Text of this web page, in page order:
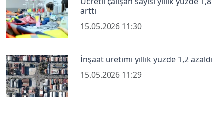
arttı
15.05.2026 11:30
İnşaat üretimi yıllık yüzde 1,2 azaldı
15.05.2026 11:29